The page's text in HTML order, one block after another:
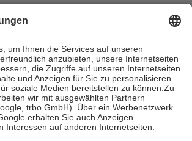
Mitglieder Zuzahlungen in Höhe von zehn
Es sind jedoch nie mehr als die tatsächlichen
zu entrichten.
grundsätzlich auch für Online-Apotheken.
Krankenpflege beträgt die
der Kosten sowie zehn Euro je
der Versicherten für ihre eigene Gesundheit zu
Stellung der Familie zu unterstützen,